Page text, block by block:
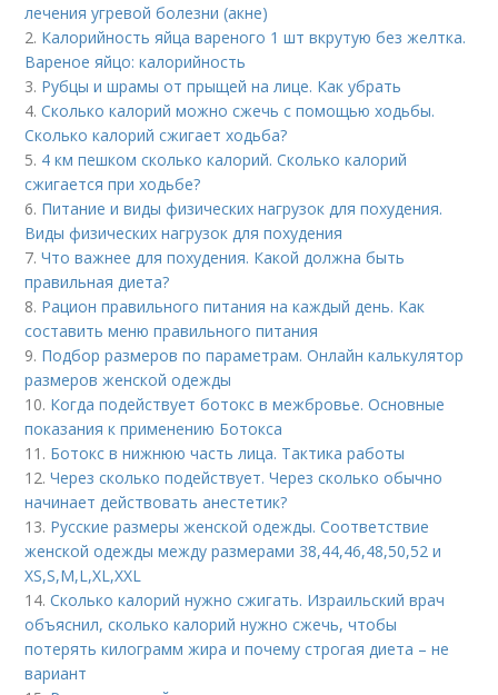
лечения угревой болезни (акне)
2. Калорийность яйца вареного 1 шт вкрутую без желтка.
Вареное яйцо: калорийность
3. Рубцы и шрамы от прыщей на лице. Как убрать
4.Сколько калорий можно сжечь с помощью ходьбы.
Сколько калорий сжигает ходьба?
5. 4 км пешком сколько калорий. Сколько калорий
сжигается при ходьбе?
6. Питание и виды физических нагрузок для похудения.
Виды физических нагрузок для похудения
7.Что важнее для похудения. Какой должна быть
правильная диета?
8. Рацион правильного питания на каждый день. Как
составить меню правильного питания
9. Подбор размеров по параметрам. Онлайн калькулятор
размеров женской одежды
10. Когда подействует ботокс в межбровье. Основные
показания к применению Ботокса
11. Ботокс в нижнюю часть лица. Тактика работы
12.Через сколько подействует. Через сколько обычно
начинает действовать анестетик?
13. Русские размеры женской одежды. Соответствие
женской одежды между размерами 38,44,46,48,50,52 и
ХS,S,M,L,XL,XXL
14.Сколько калорий нужно сжигать. Израильский врач
объяснил, сколько калорий нужно сжечь, чтобы
потерять килограмм жира и почему строгая диета – не
вариант